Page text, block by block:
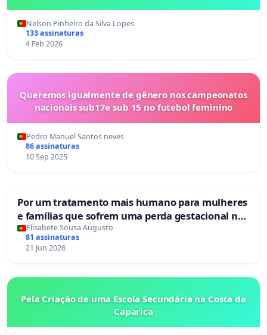
Nelson Pinheiro da Silva Lopes
133 assinaturas
4 Feb 2026
Queremos igualmente de gênero nos campeonatos
nacionais sub17e sub 15 no futebol feminino
Pedro Manuel Santos neves
86 assinaturas
10 Sep 2025
Por um tratamento mais humano para mulheres
e famílias que sofrem uma perda gestacional nos
hospitais portugueses
Elisabete Sousa Augusto
81 assinaturas
21 Jun 2026
Pela Criação de uma Escola Secundária na Costa da
Caparica